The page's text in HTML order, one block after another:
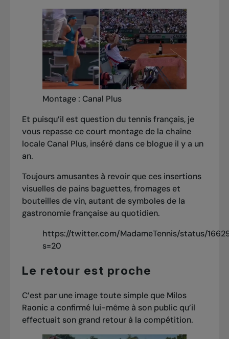
Montage : Canal Plus
Et puisqu’il est question du tennis français, je
vous repasse ce court montage de la chaîne
locale Canal Plus, inséré dans ce blogue il y a un
an.
Toujours amusantes à revoir que ces insertions
visuelles de pains baguettes, fromages et
bouteilles de vin, autant de symboles de la
gastronomie française au quotidien.
https://twitter.com/MadameTennis/status/
s=20
Le retour est proche
C’est par une image toute simple que Milos
Raonic a confirmé lui-même à son public qu’il
effectuait son grand retour à la compétition.